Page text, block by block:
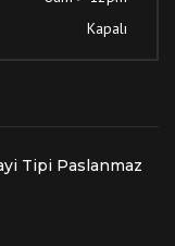
Kapalı
Tipi Paslanmaz